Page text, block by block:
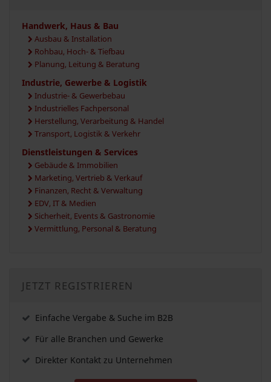
Handwerk, Haus & Bau
Ausbau & Installation
Rohbau, Hoch- & Tiefbau
Planung, Leitung & Beratung
Industrie, Gewerbe & Logistik
Industrie- & Gewerbebau
Industrielles Fachpersonal
Herstellung, Verarbeitung & Handel
Transport, Logistik & Verkehr
Dienstleistungen & Services
Gebäude & Immobilien
Marketing, Vertrieb & Verkauf
Finanzen, Recht & Verwaltung
EDV, IT & Medien
Sicherheit, Events & Gastronomie
Vermittlung, Personal & Beratung
JETZT REGISTRIEREN
Einfache Vergabe & Suche im B2B
Für alle Branchen und Gewerke
Direkter Kontakt zu Unternehmen